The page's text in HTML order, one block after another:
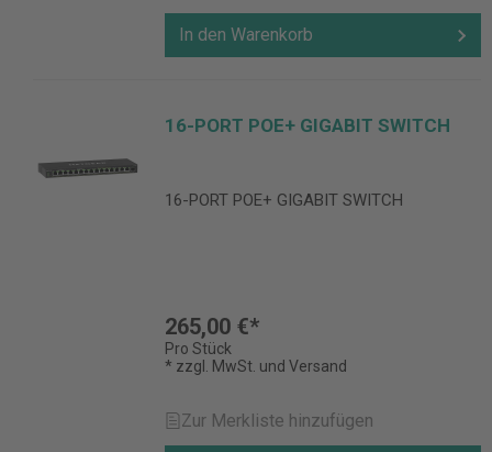
In den Warenkorb
16-PORT POE+ GIGABIT SWITCH
16-PORT POE+ GIGABIT SWITCH
265,00 €*
Pro Stück
* zzgl. MwSt. und Versand
Zur Merkliste hinzufügen